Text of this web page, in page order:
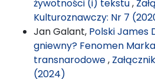
żywotności (i) tekstu,
Kulturoznawczy: Nr 7
Jan Galant, Polski James
gniewny? Fenomen
transnarodowe,
(2024)